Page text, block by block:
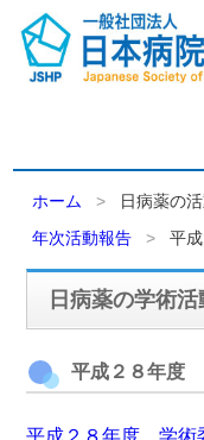
ホーム 日病薬の
年次活動報告
平
日病薬の学術
平成２８年度
平成２８年度 学術